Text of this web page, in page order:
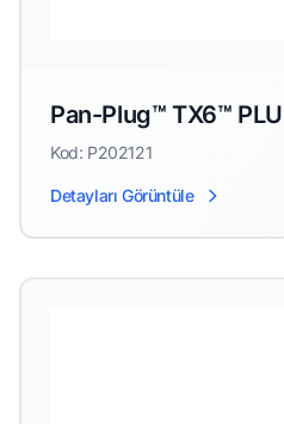
Pan-Plug™ TX6™
Kod: P202121
Detayları Görüntüle